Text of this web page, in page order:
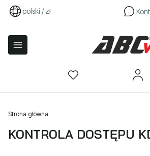
polski / zł
Strona główna
KONTROLA DOSTĘPU